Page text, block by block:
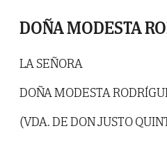
DOÑA MODESTA
LA SEÑORA
DOÑA MODESTA
(VDA. DE DON JUSTO